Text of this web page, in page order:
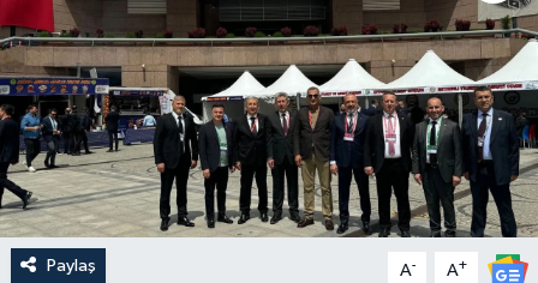
Paylaş A- A+